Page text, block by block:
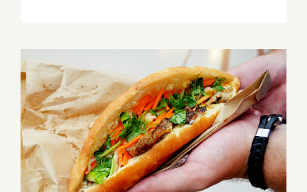
10 sandvișuri care ne-au făcut
călătoriile mai frumoase